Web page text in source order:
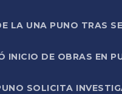
LA UNA PUNO TRAS
INICIO DE OBRAS EN
SOLICITA